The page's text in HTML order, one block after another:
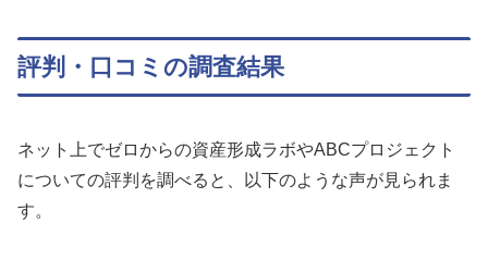
評判・口コミの調査結果
ネット上でゼロからの資産形成ラボやABCプロジェクト
についての評判を調べると、以下のような声が見られま
す。